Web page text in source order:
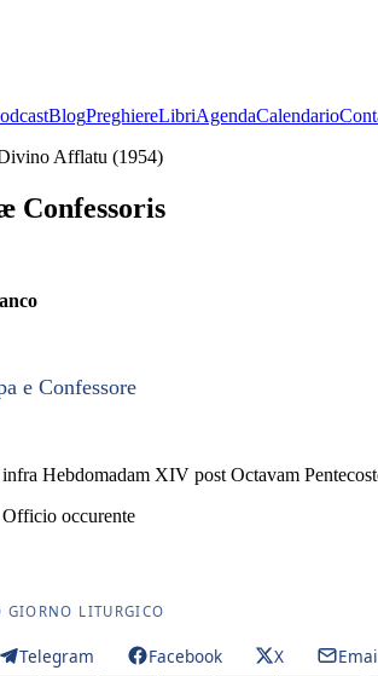
BlogPreghiereLibriAgendaCalendario
Afflatu (1954)
Confessoris
e Confessore
Hebdomadam XIV post Octavam
Officio occurente
LITURGICO
Telegram Facebook X